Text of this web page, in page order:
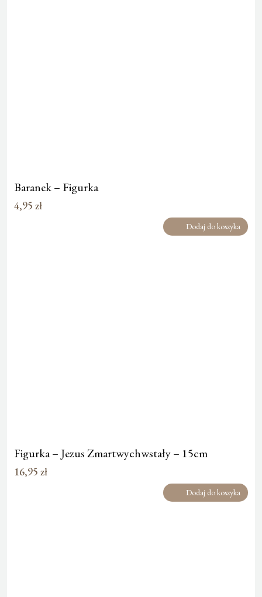
Baranek – Figurka
4,95 zł
Dodaj do koszyka
Figurka – Jezus Zmartwychwstały – 15cm
16,95 zł
Dodaj do koszyka